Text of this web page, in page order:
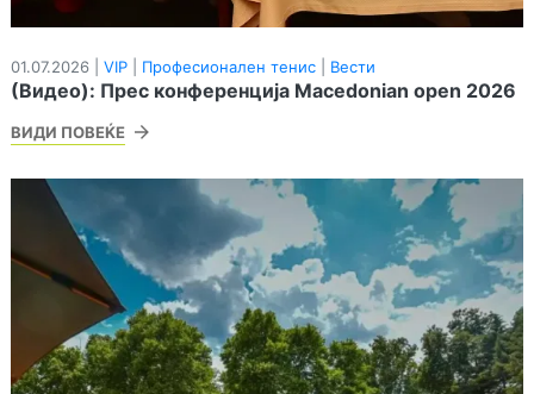
01.07.2026 | VIP Професионален тенис Вести
(Видео): Прес конференција Macedonian open 2026
ВИДИ ПОВЕЌЕ